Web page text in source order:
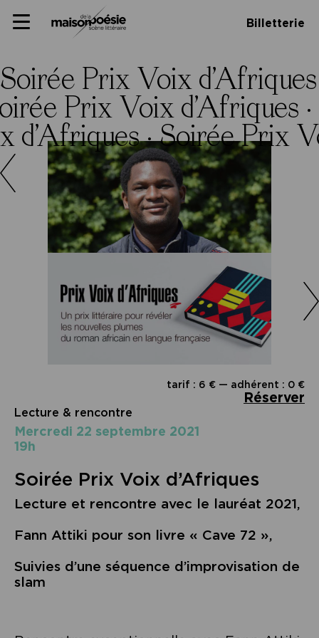
Panneau de gestion des cookies
to
Primary
Billetterie
Soirée Prix Voix
Prix Voix d’Afriques ·
d’Afriques ·Soirée Prix
tarif : 6 € — adhérent : 0 €
Réserver
Lecture & rencontre
mercredi 22 septembre 2021
19h
Soirée Prix Voix d’Afriques
Lecture et rencontre avec le lauréat 2021,
Fann Attiki pour son livre « Cave 72 »,
Suivies d’une séquence d’improvisation de
slam